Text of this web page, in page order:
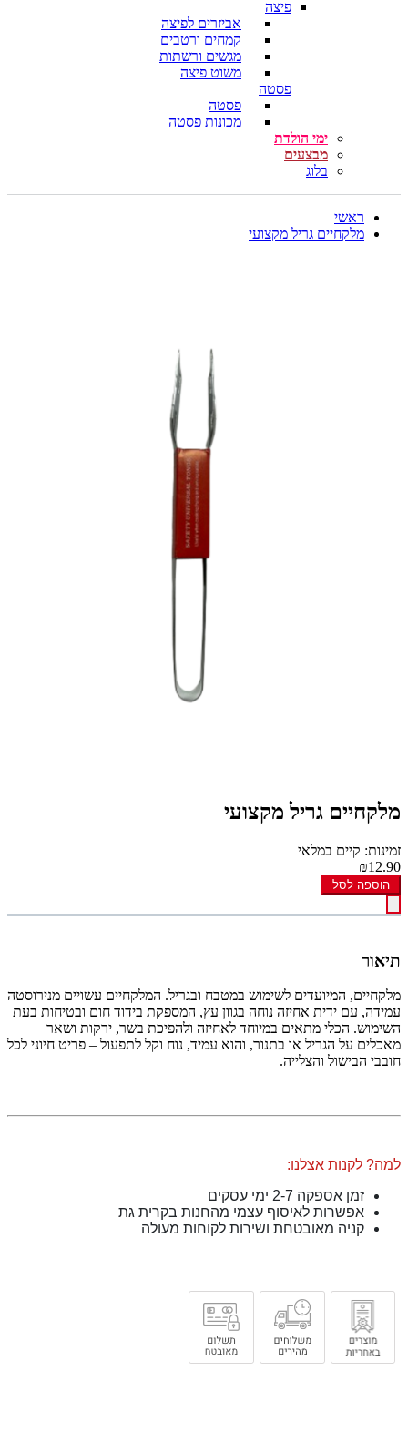
פיצה
אביזרים לפיצה
קמחים ורטבים
מגשים ורשתות
משוט פיצה
פסטה
פסטה
מכונות פסטה
ימי הולדת
מבצעים
בלוג
ראשי
מלקחיים גריל מקצועי
מלקחיים גריל מקצועי
זמינות: קיים במלאי
₪12.90
הוספה לסל
תיאור
מלקחיים, המיועדים לשימוש במטבח ובגריל. המלקחיים עשויים מנירוסטה
עמידה, עם ידית אחיזה נוחה בגוון עץ, המספקת בידוד חום ובטיחות בעת
השימוש. הכלי מתאים במיוחד לאחיזה ולהפיכת בשר, ירקות ושאר
מאכלים על הגריל או בתנור, והוא עמיד, נוח וקל לתפעול – פריט חיוני לכל
חובבי הבישול והצלייה.
למה? לקנות אצלנו:
זמן אספקה 2-7 ימי עסקים
אפשרות לאיסוף עצמי מהחנות בקרית גת
קניה מאובטחת ושירות לקוחות מעולה